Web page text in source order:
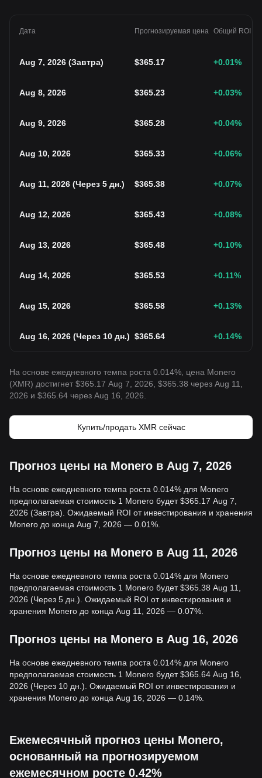
Дата Прогнозируемая цена Общий ROI
Aug 7, 2026 (Завтра) $365.17 +0.01%
Aug 8, 2026 $365.23 +0.03%
Aug 9, 2026 $365.28 +0.04%
Aug 10, 2026 $365.33 +0.06%
Aug 11, 2026 (Через 5 дн.) $365.38 +0.07%
Aug 12, 2026 $365.43 +0.08%
Aug 13, 2026 $365.48 +0.10%
Aug 14, 2026 $365.53 +0.11%
Aug 15, 2026 $365.58 +0.13%
Aug 16, 2026 (Через 10 дн.) $365.64 +0.14%
На основе ежедневного темпа роста 0.014%, цена Monero
(XMR) достигнет $365.17 Aug 7, 2026, $365.38 через Aug 11,
2026 и $365.64 через Aug 16, 2026.
Купить/продать XMR сейчас
Прогноз цены на Monero в Aug 7, 2026
На основе ежедневного темпа роста 0.014% для Monero
предполагаемая стоимость 1 Monero будет $365.17 Aug 7,
2026 (Завтра). Ожидаемый ROI от инвестирования и хранения
Monero до конца Aug 7, 2026 — 0.01%.
Прогноз цены на Monero в Aug 11, 2026
На основе ежедневного темпа роста 0.014% для Monero
предполагаемая стоимость 1 Monero будет $365.38 Aug 11,
2026 (Через 5 дн.). Ожидаемый ROI от инвестирования и
хранения Monero до конца Aug 11, 2026 — 0.07%.
Прогноз цены на Monero в Aug 16, 2026
На основе ежедневного темпа роста 0.014% для Monero
предполагаемая стоимость 1 Monero будет $365.64 Aug 16,
2026 (Через 10 дн.). Ожидаемый ROI от инвестирования и
хранения Monero до конца Aug 16, 2026 — 0.14%.
Ежемесячный прогноз цены Monero,
основанный на прогнозируемом
ежемесячном росте 0.42%